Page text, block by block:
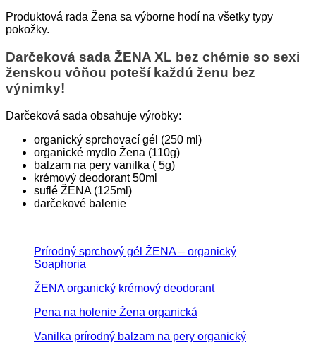
Produktová rada Žena sa výborne hodí na všetky typy
pokožky.
Darčeková sada ŽENA XL bez chémie so sexi
ženskou vôňou poteší každú ženu bez
výnimky!
Darčeková sada obsahuje výrobky:
organický sprchovací gél (250 ml)
organické mydlo Žena (110g)
balzam na pery vanilka ( 5g)
krémový deodorant 50ml
suflé ŽENA (125ml)
darčekové balenie
Prírodný sprchový gél ŽENA – organický
Soaphoria
ŽENA organický krémový deodorant
Pena na holenie Žena organická
Vanilka prírodný balzam na pery organický